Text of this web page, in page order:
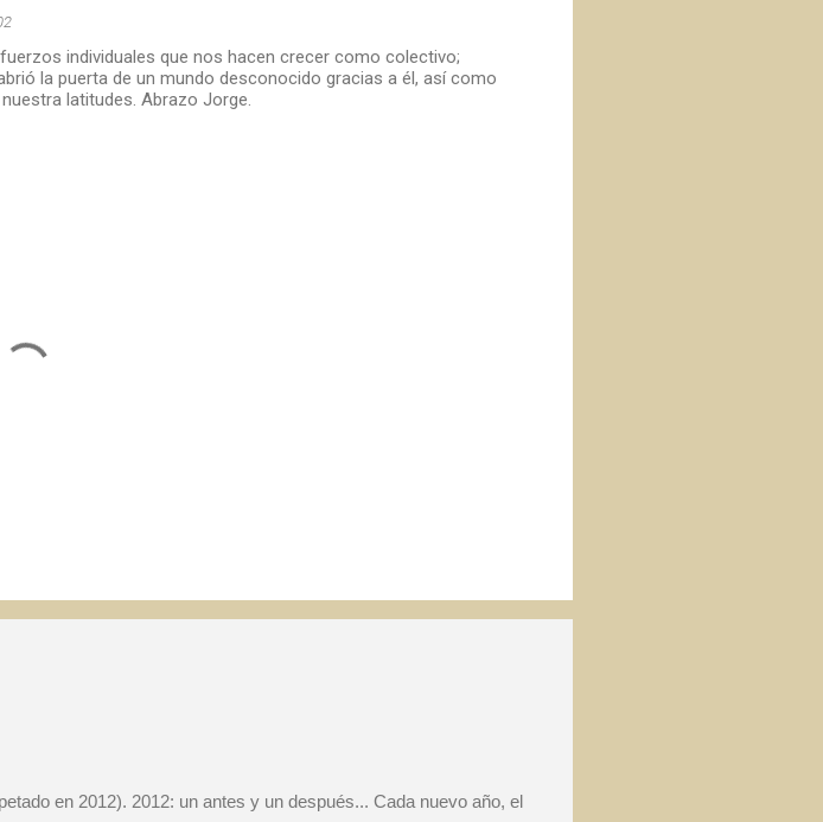
individuales que nos hacen crecer como colectivo;
la puerta de un mundo desconocido gracias a él, así como
latitudes. Abrazo Jorge.
en 2012). 2012: un antes y un después... Cada nuevo año, el